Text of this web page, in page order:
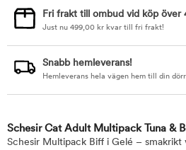
Fri frakt till ombud vid köp över
Just nu 499,00 kr kvar till fri frakt!
Snabb hemleverans!
Hemleverans hela vägen hem till din
Schesir Cat Adult Multipack Tuna &
Schesir Multipack Biff i Gelé –